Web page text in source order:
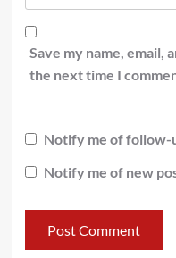
Save my name, email,
the next time I
Notify me of follow-
Notify me of new